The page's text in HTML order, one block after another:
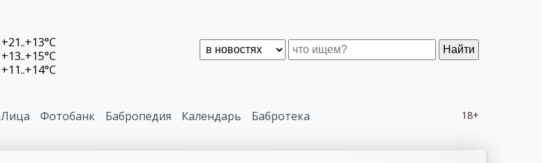
Найти
+21..+13°C
+13..+15°C
+11..+14°C
18+
Лица Фотобанк Бабропедия Календарь Бабротека